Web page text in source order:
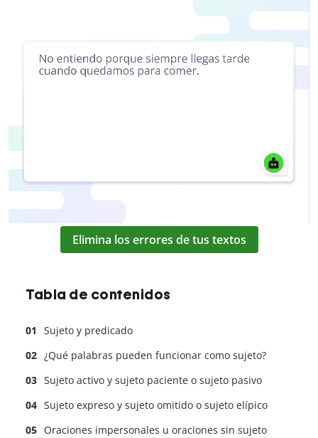
Elimina los errores de tus textos
Tabla de contenidos
Sujeto y predicado
¿Qué palabras pueden funcionar como sujeto?
Sujeto activo y sujeto paciente o sujeto pasivo
Sujeto expreso y sujeto omitido o sujeto elípico
Oraciones impersonales u oraciones sin sujeto